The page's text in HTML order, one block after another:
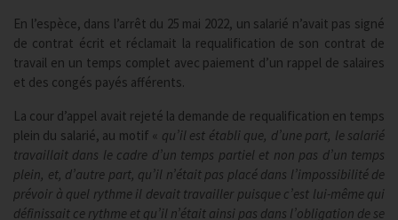
En l’espèce, dans l’arrêt du 25 mai 2022, un salarié n’avait pas signé
de contrat écrit et réclamait la requalification de son contrat de
travail en un temps complet avec paiement d’un rappel de salaires
et des congés payés afférents.
La cour d’appel avait rejeté la demande de requalification en temps
plein du salarié, au motif « qu’il est établi que, d’une part, le salarié
travaillait dans le cadre d’un temps partiel et non pas d’un temps
plein, et, d’autre part, qu’il n’était pas placé dans l’impossibilité de
prévoir à quel rythme il devait travailler puisque c’est lui-même qui
définissait ce rythme et qu’il n’était ainsi pas dans l’obligation de se